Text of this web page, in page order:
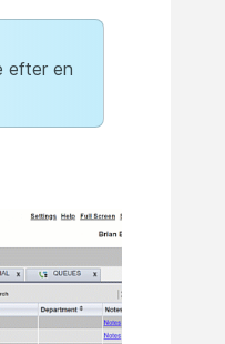
efter en